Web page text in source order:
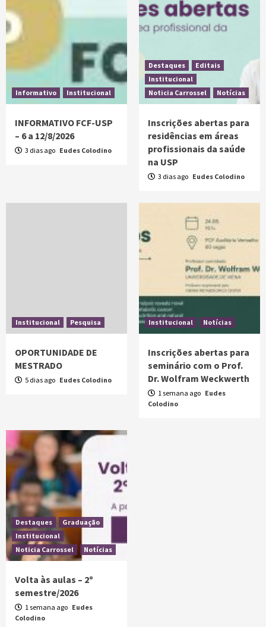
Informativo Institucional
INFORMATIVO FCF-USP
– 6 a 12/8/2026
3 dias ago Eudes Colodino
Destaques
Editais
Institucional
Noticia Carrossel
Notícias
Inscrições abertas para
residências em áreas
profissionais da saúde
na USP
3 dias ago Eudes Colodino
Institucional Pesquisa
OPORTUNIDADE DE
MESTRADO
5 dias ago Eudes Colodino
Institucional Notícias
Inscrições abertas para
seminário com o Prof.
Dr. Wolfram Weckwerth
1 semana ago Eudes
Colodino
Destaques
Graduação
Institucional
Noticia Carrossel
Notícias
Volta às aulas – 2º
semestre/2026
1 semana ago Eudes
Colodino